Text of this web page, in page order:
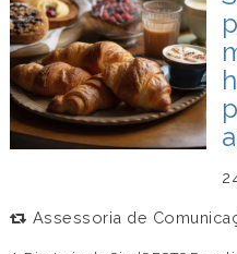
Assessoria de